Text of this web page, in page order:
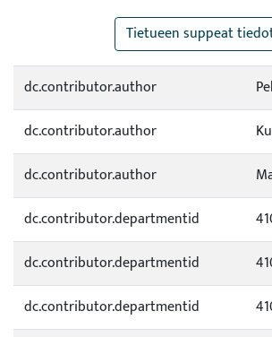
Tietueen suppeat
dc.contributor.author
dc.contributor.author
dc.contributor.author
dc.contributor.departmentid
dc.contributor.departmentid
dc.contributor.departmentid